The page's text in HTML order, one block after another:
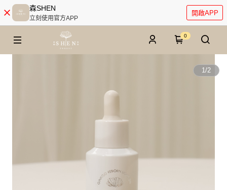
森SHEN
立刻使用官方APP
開啟APP
0
1/2